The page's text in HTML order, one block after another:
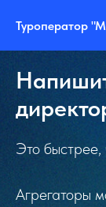
Туроператор
Это быстрее,
Агрегаторы